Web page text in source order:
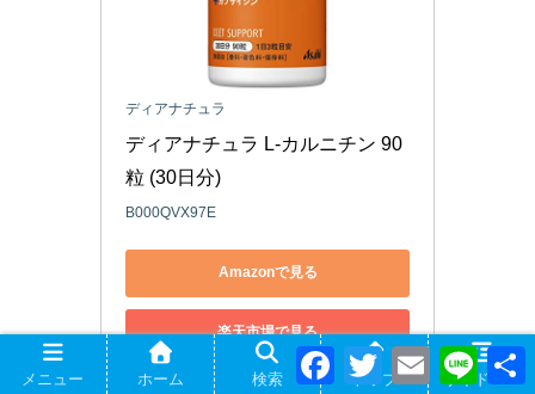
ディアナチュラ
ディアナチュラ L-カルニチン 90
粒 (30日分)
B000QVX97E
Amazonで見る
楽天市場で見る
メニュー ホーム 検索 トップ サイドバー
T
w
E
m
L
i